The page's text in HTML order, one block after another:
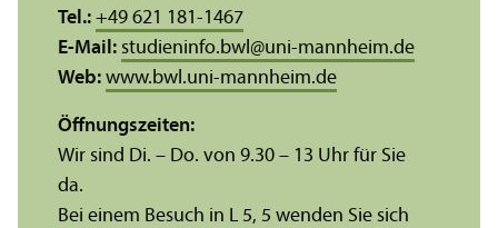
Tel.: +49 621 181-1467
E-Mail: studieninfo.bwl @uni-mannheim.de
Web: www.bwl.uni-mannheim.de
Öffnungs­zeiten:
Wir sind Di. – Do. von 9.30 – 13 Uhr für Sie
da.
Bei einem Besuch in L 5, 5 wenden Sie sich